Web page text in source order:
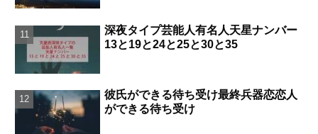
深夜タイプ芸能人有名人天星ナンバー
13と19と24と25と30と35
彼氏ができる待ち受け最終兵器恋恋人
ができる待ち受け